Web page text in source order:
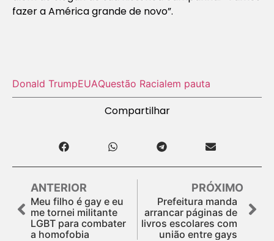
fazer a América grande de novo”.
Donald TrumpEUAQuestão Racialem pauta
Compartilhar
ANTERIOR
Meu filho é gay e eu
me tornei militante
LGBT para combater
a homofobia
PRÓXIMO
Prefeitura manda
arrancar páginas de
livros escolares com
união entre gays